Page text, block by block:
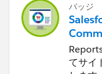
バッジ
てサイ